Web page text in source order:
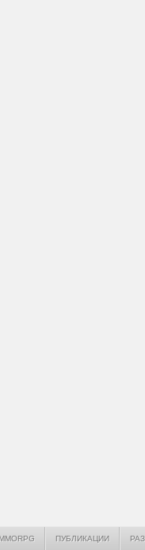
MMORPG ПУБЛИКАЦИИ